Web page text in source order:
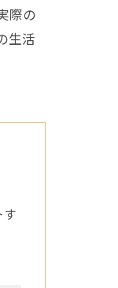
際の
生活
す